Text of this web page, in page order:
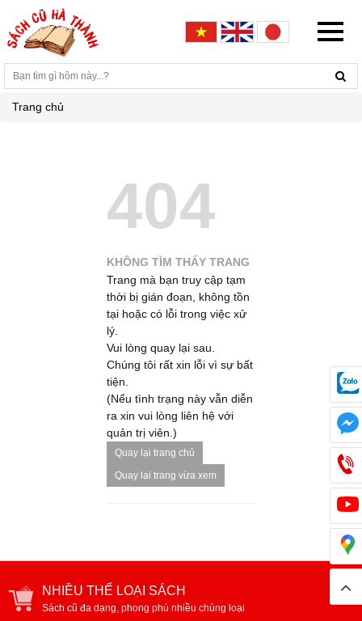
Trang chủ
404
KHÔNG TÌM THẤY TRANG
Trang mà bạn truy cập tạm
thời bị gián đoạn, không tồn
tại hoặc có lỗi trong việc xử
lý.
Vui lòng quay lại sau.
Chúng tôi rất xin lỗi vì sự bất
tiện.
(Nếu tình trạng này vẫn diễn
ra xin vui lòng liên hệ với
quản trị viên.)
Quay lại trang chủ
Quay lại trang vừa xem
NHIỀU THỂ LOẠI SÁCH
Sách cũ đa dạng, phong phú nhiều chủng loại